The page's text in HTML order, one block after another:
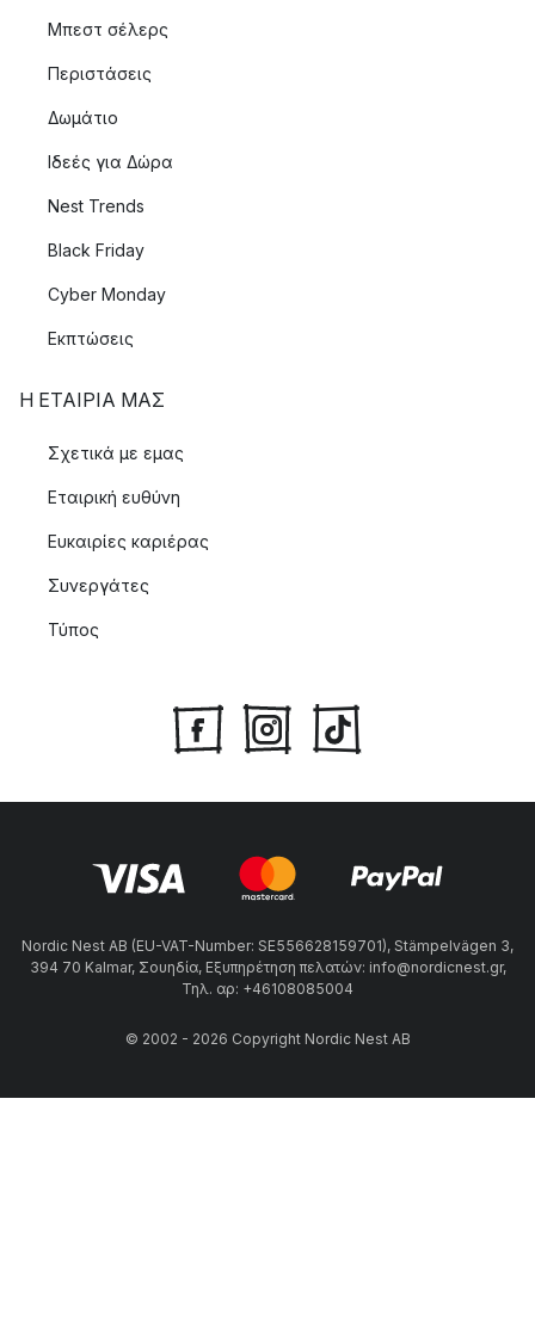
Μπεστ σέλερς
Περιστάσεις
Δωμάτιο
Ιδεές για Δώρα
Nest Trends
Black Friday
Cyber Monday
Εκπτώσεις
Η ΕΤΑΊΡΙΑ ΜΑΣ
Σχετικά με εμας
Εταιρική ευθύνη
Ευκαιρίες καριέρας
Συνεργάτες
Τύπος
Nordic Nest AB (EU-VAT-Number: SE556628159701), Stämpelvägen 3,
394 70 Kalmar, Σουηδία, Εξυπηρέτηση πελατών: info@nordicnest.gr,
Τηλ. αρ: +46108085004
© 2002 - 2026 Copyright Nordic Nest AB